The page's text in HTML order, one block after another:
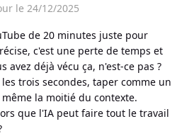
le 24/12/2025
de 20 minutes juste pour
c'est une perte de temps et
avez déjà vécu ça, n'est-ce pas ?
trois secondes, taper comme un
la moitié du contexte.
que l'IA peut faire tout le travail